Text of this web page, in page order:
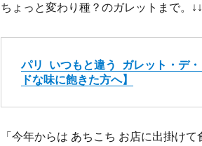
ちょっと変わり種？のガレットまで。↓↓
パリ いつもと違う ガレット・デ
ドな味に飽きた方へ】
「今年からは あちこち お店に出掛け